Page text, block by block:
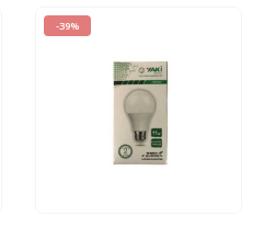
-39%